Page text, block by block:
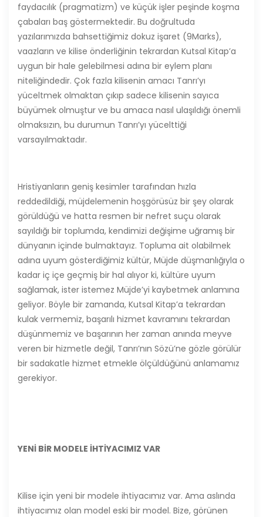
faydacılık (pragmatizm) ve küçük işler peşinde koşma
çabaları baş göstermektedir. Bu doğrultuda
yazılarımızda bahsettiğimiz dokuz işaret (9Marks),
vaazların ve kilise önderliğinin tekrardan Kutsal Kitap’a
uygun bir hale gelebilmesi adına bir eylem planı
niteliğindedir. Çok fazla kilisenin amacı Tanrı’yı
yüceltmek olmaktan çıkıp sadece kilisenin sayıca
büyümek olmuştur ve bu amaca nasıl ulaşıldığı önemli
olmaksızın, bu durumun Tanrı’yı yücelttiği
varsayılmaktadır.
Hristiyanların geniş kesimler tarafından hızla
reddedildiği, müjdelemenin hoşgörüsüz bir şey olarak
görüldüğü ve hatta resmen bir nefret suçu olarak
sayıldığı bir toplumda, kendimizi değişime uğramış bir
dünyanın içinde bulmaktayız. Topluma ait olabilmek
adına uyum gösterdiğimiz kültür, Müjde düşmanlığıyla o
kadar iç içe geçmiş bir hal alıyor ki, kültüre uyum
sağlamak, ister istemez Müjde’yi kaybetmek anlamına
geliyor. Böyle bir zamanda, Kutsal Kitap’a tekrardan
kulak vermemiz, başarılı hizmet kavramını tekrardan
düşünmemiz ve başarının her zaman anında meyve
veren bir hizmetle değil, Tanrı’nın Sözü’ne gözle görülür
bir sadakatle hizmet etmekle ölçüldüğünü anlamamız
gerekiyor.
YENİ BİR MODELE İHTİYACIMIZ VAR
Kilise için yeni bir modele ihtiyacımız var. Ama aslında
ihtiyacımız olan model eski bir model. Bize, görünen